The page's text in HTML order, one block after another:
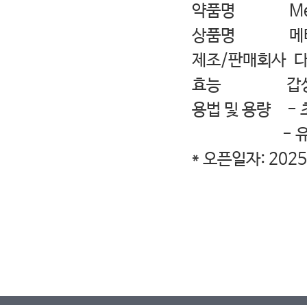
약품명
상품명 메티
제조/판매회사
효능 갑상선
용법 및 용량 -
- 유지량:
* 오픈일자: